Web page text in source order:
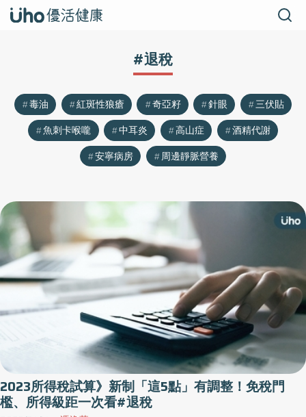
#退稅
毒油 紅斑性狼瘡 奇亞籽 針眼
三伏貼
魚刺卡喉嚨
中耳炎 高山症
酒精代謝
安寧病房
周邊靜脈營養
2023所得稅試算》新制「這5點」有調整！免稅門
檻、所得級距一次看#退稅